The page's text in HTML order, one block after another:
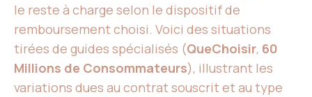
le reste à charge selon le dispositif de
remboursement choisi. Voici des situations
tirées de guides spécialisés (QueChoisir, 60
Millions de Consommateurs), illustrant les
variations dues au contrat souscrit et au type